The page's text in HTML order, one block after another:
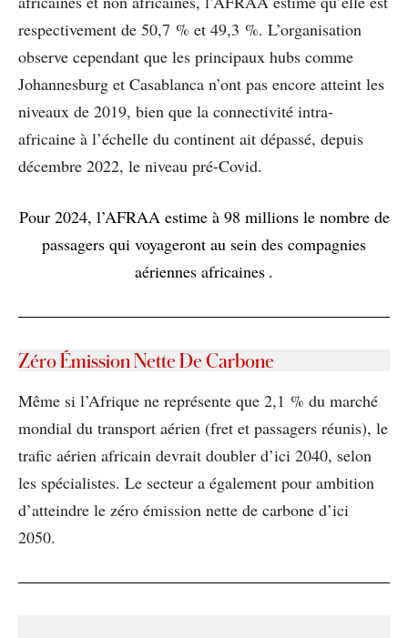
respectivement de 50,7 % et 49,3 %. L’organisation
observe cependant que les principaux hubs comme
Johannesburg et Casablanca n’ont pas encore atteint les
niveaux de 2019, bien que la connectivité intra-
africaine à l’échelle du continent ait dépassé, depuis
décembre 2022, le niveau pré-Covid.
Pour 2024, l’AFRAA estime à 98 millions le nombre de
passagers qui voyageront au sein des compagnies
aériennes africaines .
Zéro Émission Nette De Carbone
Même si l’Afrique ne représente que 2,1 % du marché
mondial du transport aérien (fret et passagers réunis), le
trafic aérien africain devrait doubler d’ici 2040, selon
les spécialistes. Le secteur a également pour ambition
d’atteindre le zéro émission nette de carbone d’ici
2050.